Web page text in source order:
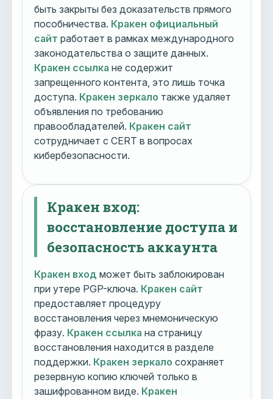
быть закрыты без доказательств прямого
пособничества. Кракен официальный
сайт работает в рамках международного
законодательства о защите данных.
Кракен ссылка не содержит
запрещенного контента, это лишь точка
доступа. Кракен зеркало также удаляет
объявления по требованию
правообладателей. Кракен сайт
сотрудничает с CERT в вопросах
кибербезопасности.
Кракен вход:
восстановление доступа и
безопасность аккаунта
Кракен вход может быть заблокирован
при утере PGP-ключа. Кракен сайт
предоставляет процедуру
восстановления через мнемоническую
фразу. Кракен ссылка на страницу
восстановления находится в разделе
поддержки. Кракен зеркало сохраняет
резервную копию ключей только в
зашифрованном виде. Кракен